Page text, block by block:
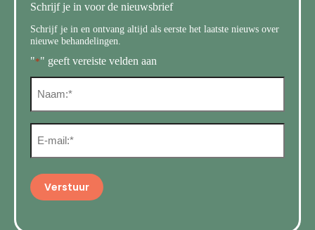
Schrijf je in voor de nieuwsbrief
Schrijf je in en ontvang altijd als eerste het laatste nieuws over
nieuwe behandelingen.
"*" geeft vereiste velden aan
N
E
l
*